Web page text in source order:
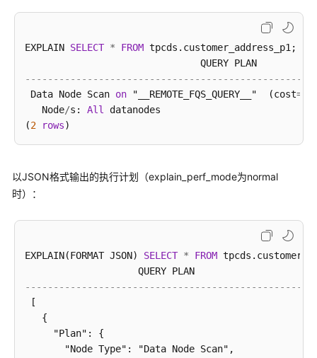
EXPLAIN SELECT * FROM tpcds.customer_address_p1;
Data Node Scan on "__REMOTE_FQS_QUERY__"  (cost=
   Node
/s: All
datanodes
(2 rows
以JSON格式输出的执行计划（explain_perf_mode为normal
时）：
EXPLAIN(FORMAT JSON) SELECT * FROM
---------------------------------------------------
[
   {
     "Plan": {
       "Node Type": "Data Node Scan",